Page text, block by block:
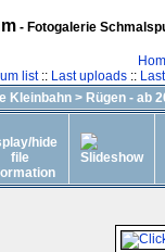
- Fotogalerie
list:: Last uploads::
Kleinbahn > Rügen - ab